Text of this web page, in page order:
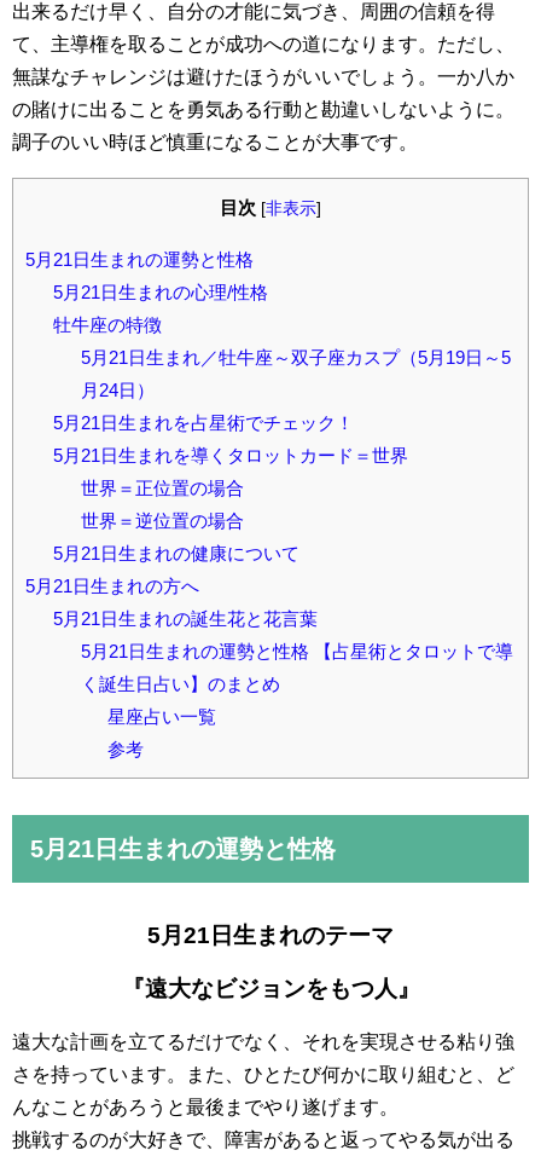
出来るだけ早く、自分の才能に気づき、周囲の信頼を得
て、主導権を取ることが成功への道になります。ただし、
無謀なチャレンジは避けたほうがいいでしょう。一か八か
の賭けに出ることを勇気ある行動と勘違いしないように。
調子のいい時ほど慎重になることが大事です。
目次 [非表示]
5月21日生まれの運勢と性格
5月21日生まれの心理/性格
牡牛座の特徴
5月21日生まれ／牡牛座～双子座カスプ（5月19日～5
月24日）
5月21日生まれを占星術でチェック！
5月21日生まれを導くタロットカード＝世界
世界＝正位置の場合
世界＝逆位置の場合
5月21日生まれの健康について
5月21日生まれの方へ
5月21日生まれの誕生花と花言葉
5月21日生まれの運勢と性格 【占星術とタロットで導
く誕生日占い】のまとめ
星座占い一覧
参考
5月21日 生まれの運勢と性格
5月21日生まれのテーマ
『遠大なビジョンをもつ人』
遠大な計画を立てるだけでなく、それを実現させる粘り強
さを持っています。また、ひとたび何かに取り組むと、ど
んなことがあろうと最後までやり遂げます。
挑戦するのが大好きで、障害があると返ってやる気が出る